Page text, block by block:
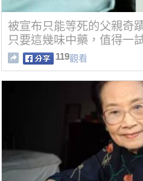
被宣布只能等死的父親奇
只要這幾味中藥，值得一
119觀看